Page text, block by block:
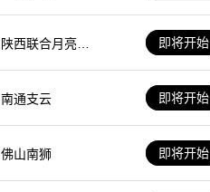
陕西联合月亮泊
即将开始
南通支云 即将开始
佛山南狮 即将开始